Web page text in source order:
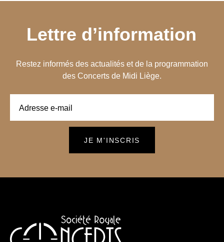
Lettre d’information
Restez informés des actualités et de la programmation
des Concerts de Midi Liège.